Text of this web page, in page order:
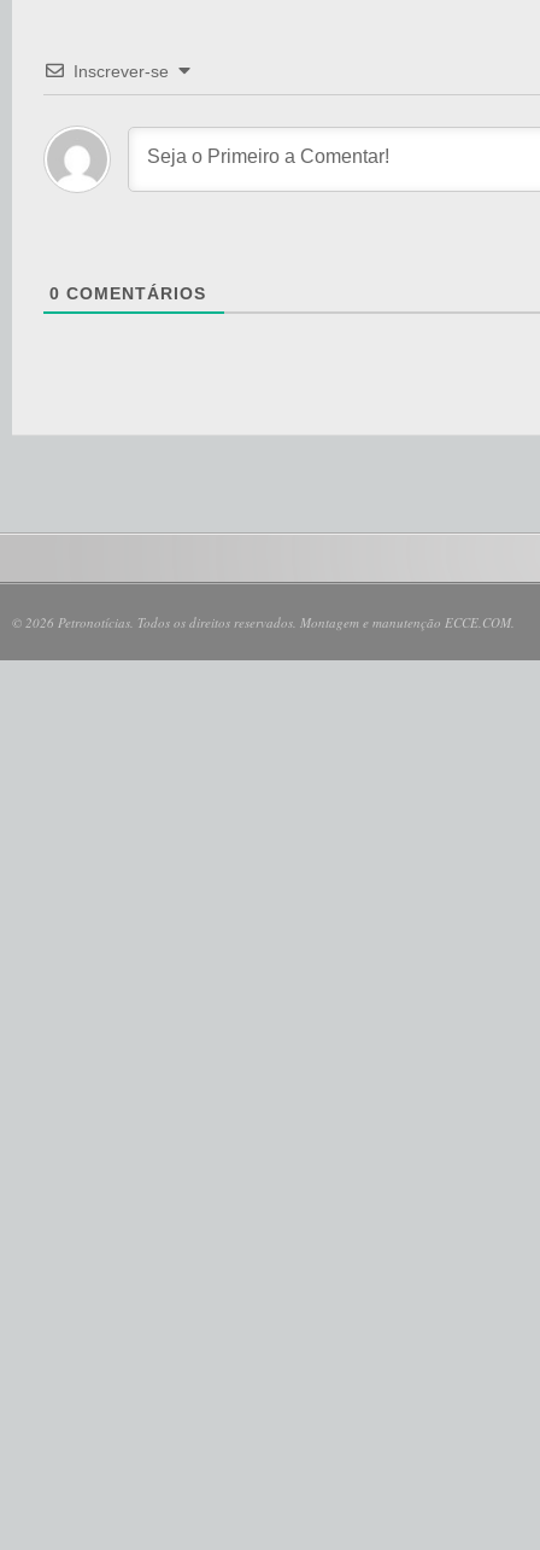
Inscrever-se
0 COMENTÁRIOS
© 2026 Petronotícias. Todos os direitos reservados. Montagem e manutenção ECCE.COM.